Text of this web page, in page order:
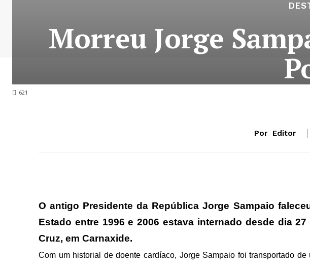
621
Morreu Jorge
Por Editor
O antigo Presidente da República Jorge Sampaio
Estado entre 1996 e 2006 estava internado desde dia
Cruz, em Carnaxide.
Com um historial de doente cardíaco, Jorge Sampaio foi transportado